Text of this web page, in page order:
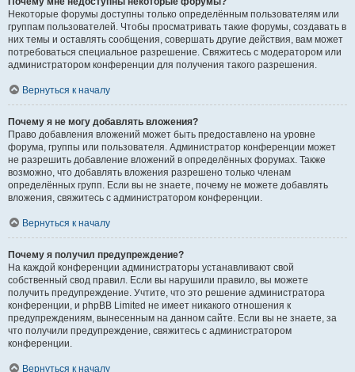
Некоторые форумы доступны только определённым пользователям или
группам пользователей. Чтобы просматривать такие форумы, создавать в
них темы и оставлять сообщения, совершать другие действия, вам может
потребоваться специальное разрешение. Свяжитесь с модератором или
администратором конференции для получения такого разрешения.
Вернуться к началу
Почему я не могу добавлять вложения?
Право добавления вложений может быть предоставлено на уровне
форума, группы или пользователя. Администратор конференции может
не разрешить добавление вложений в определённых форумах. Также
возможно, что добавлять вложения разрешено только членам
определённых групп. Если вы не знаете, почему не можете добавлять
вложения, свяжитесь с администратором конференции.
Вернуться к началу
Почему я получил предупреждение?
На каждой конференции администраторы устанавливают свой
собственный свод правил. Если вы нарушили правило, вы можете
получить предупреждение. Учтите, что это решение администратора
конференции, и phpBB Limited не имеет никакого отношения к
предупреждениям, вынесенным на данном сайте. Если вы не знаете, за
что получили предупреждение, свяжитесь с администратором
конференции.
Вернуться к началу